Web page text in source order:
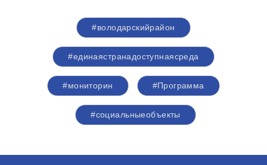
#володарскийрайон
#единаястранадоступнаясреда
#мониторин #Программа
#социальныеобъекты